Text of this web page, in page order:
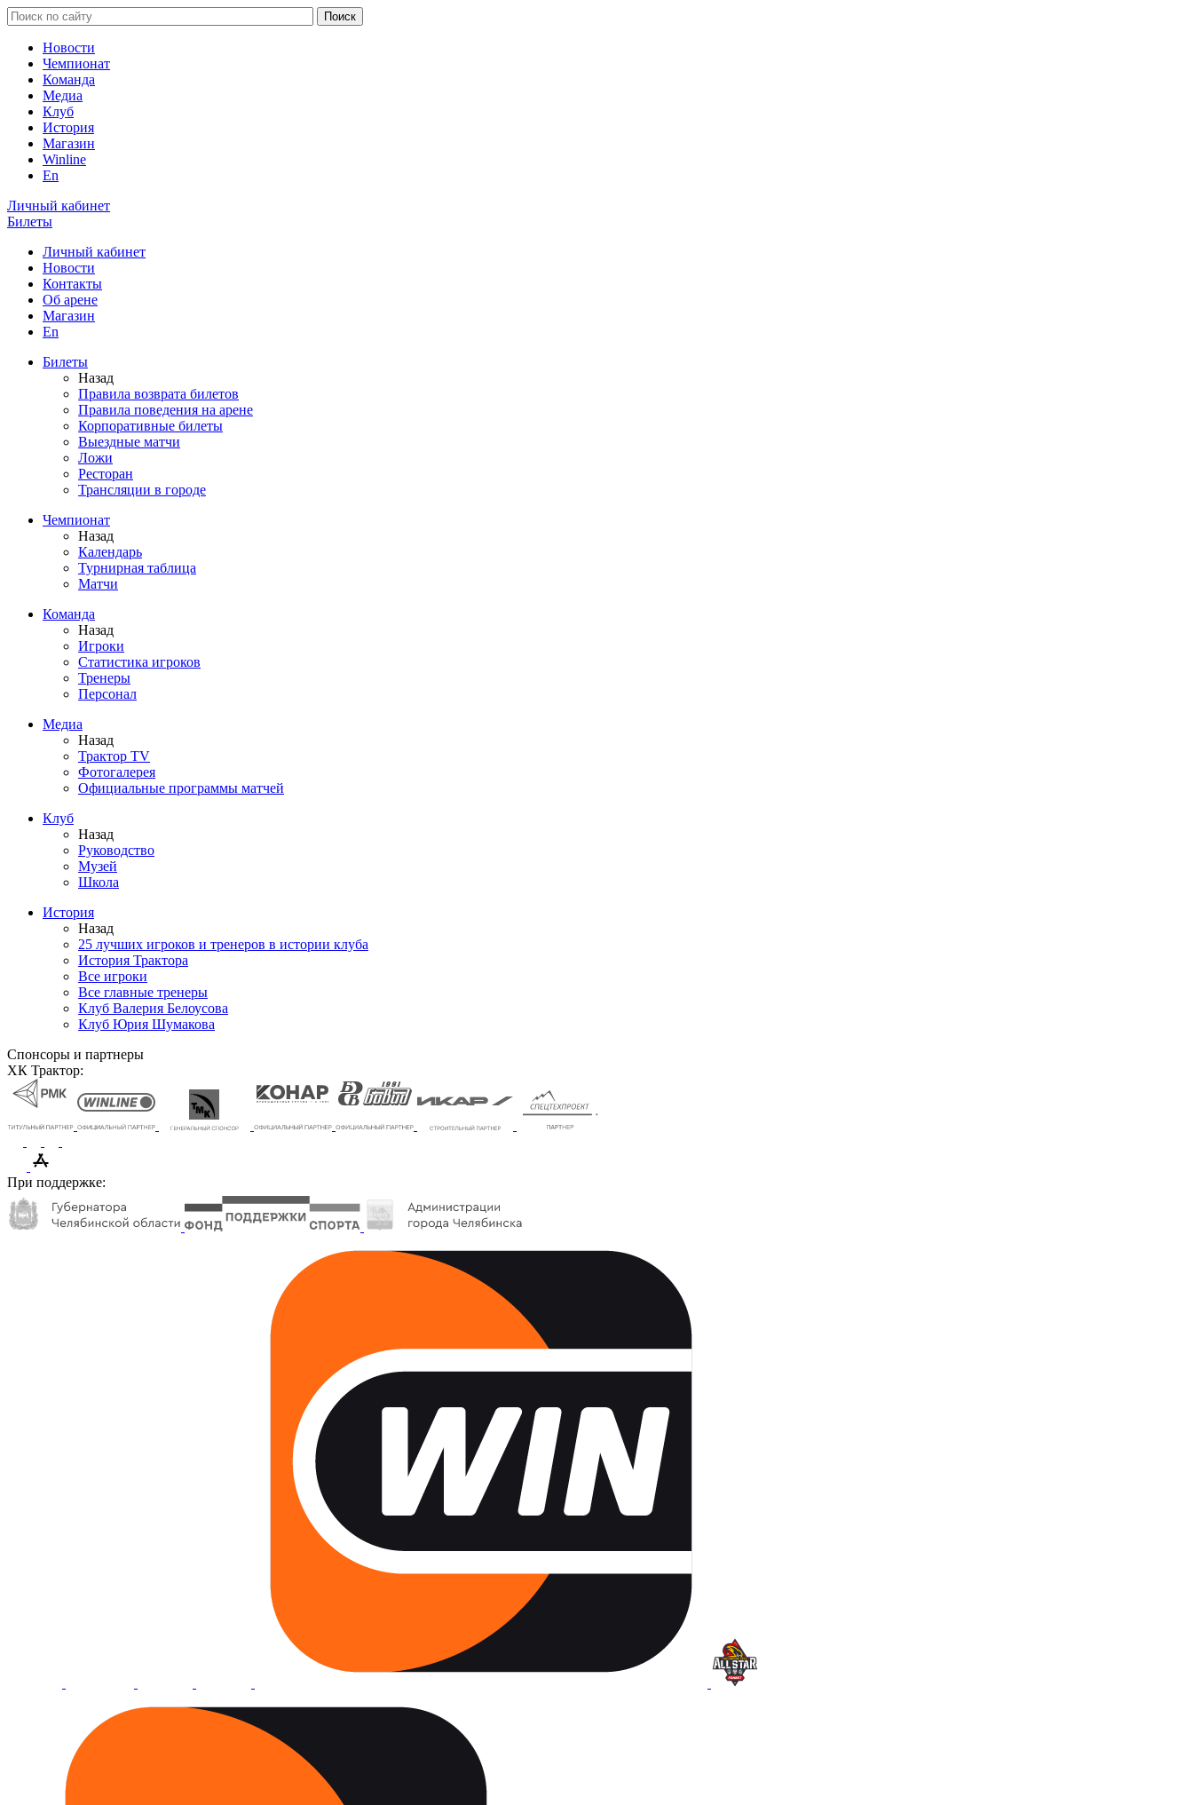
Новости
Чемпионат
Команда
Медиа
Клуб
История
Магазин
Winline
En
Личный кабинет
Билеты
Личный кабинет
Новости
Контакты
Об арене
Магазин
En
Билеты
Назад
Правила возврата билетов
Правила поведения на арене
Корпоративные билеты
Выездные матчи
Ложи
Ресторан
Трансляции в городе
Чемпионат
Назад
Календарь
Турнирная таблица
Матчи
Команда
Назад
Игроки
Статистика игроков
Тренеры
Персонал
Медиа
Назад
Трактор TV
Фотогалерея
Официальные программы матчей
Клуб
Назад
Руководство
Музей
Школа
История
Назад
25 лучших игроков и тренеров в истории клуба
История Трактора
Все игроки
Все главные тренеры
Клуб Валерия Белоусова
Клуб Юрия Шумакова
Спонсоры и партнеры
ХК Трактор:
При поддержке: